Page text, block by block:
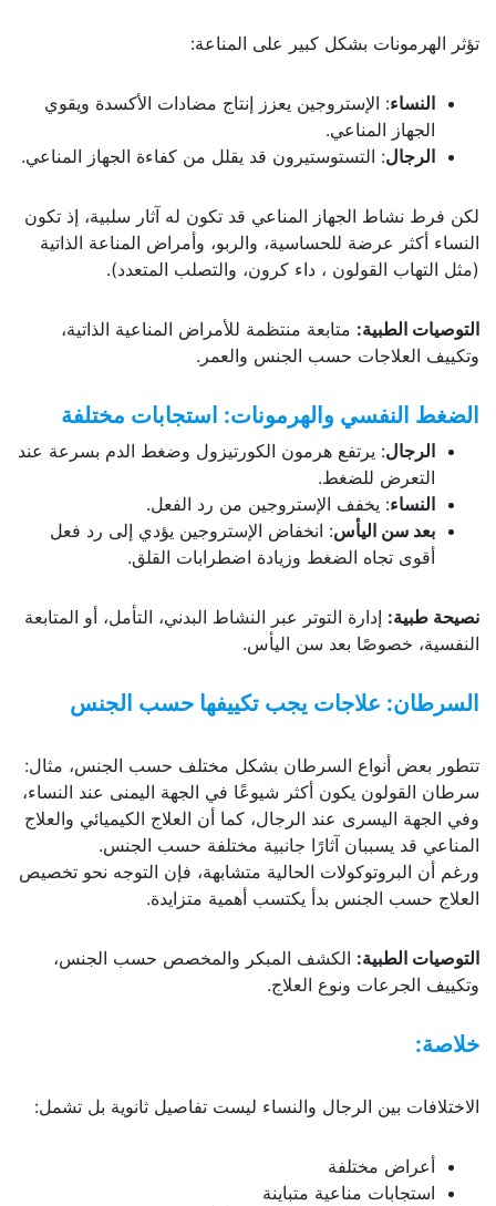
تؤثر الهرمونات بشكل كبير على المناعة:
النساء: الإستروجين يعزز إنتاج مضادات الأكسدة ويقوي
الجهاز المناعي.
الرجال: التستوستيرون قد يقلل من كفاءة الجهاز المناعي.
لكن فرط نشاط الجهاز المناعي قد تكون له آثار سلبية، إذ تكون
النساء أكثر عرضة للحساسية، والربو، وأمراض المناعة الذاتية
(مثل التهاب القولون ، داء كرون، والتصلب المتعدد).
التوصيات الطبية: متابعة منتظمة للأمراض المناعية الذاتية،
وتكييف العلاجات حسب الجنس والعمر.
الضغط النفسي والهرمونات: استجابات مختلفة
الرجال: يرتفع هرمون الكورتيزول وضغط الدم بسرعة عند
التعرض للضغط.
النساء: يخفف الإستروجين من رد الفعل.
بعد سن اليأس: انخفاض الإستروجين يؤدي إلى رد فعل
أقوى تجاه الضغط وزيادة اضطرابات القلق.
نصيحة طبية: إدارة التوتر عبر النشاط البدني، التأمل، أو المتابعة
النفسية، خصوصًا بعد سن اليأس.
السرطان: علاجات يجب تكييفها حسب الجنس
تتطور بعض أنواع السرطان بشكل مختلف حسب الجنس، مثال:
سرطان القولون يكون أكثر شيوعًا في الجهة اليمنى عند النساء،
وفي الجهة اليسرى عند الرجال، كما أن العلاج الكيميائي والعلاج
المناعي قد يسببان آثارًا جانبية مختلفة حسب الجنس.
ورغم أن البروتوكولات الحالية متشابهة، فإن التوجه نحو تخصيص
العلاج حسب الجنس بدأ يكتسب أهمية متزايدة.
التوصيات الطبية: الكشف المبكر والمخصص حسب الجنس،
وتكييف الجرعات ونوع العلاج.
خلاصة:
الاختلافات بين الرجال والنساء ليست تفاصيل ثانوية بل تشمل:
أعراض مختلفة
استجابات مناعية متباينة